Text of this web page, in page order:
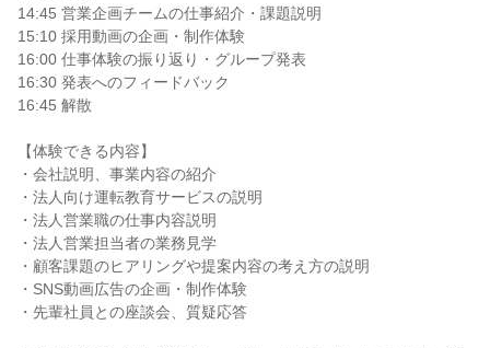
14:45 営業企画チームの仕事紹介・課題説明
15:10 採用動画の企画・制作体験
16:00 仕事体験の振り返り・グループ発表
16:30 発表へのフィードバック
16:45 解散
【体験できる内容】
・会社説明、事業内容の紹介
・法人向け運転教育サービスの説明
・法人営業職の仕事内容説明
・法人営業担当者の業務見学
・顧客課題のヒアリングや提案内容の考え方の説明
・SNS動画広告の企画・制作体験
・先輩社員との座談会、質疑応答